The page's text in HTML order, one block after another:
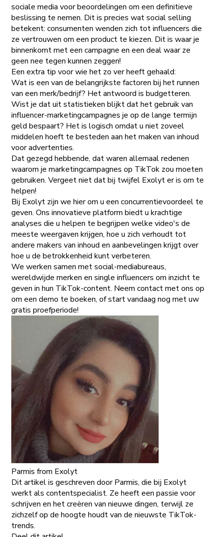
sociale media voor beoordelingen om een definitieve
beslissing te nemen. Dit is precies wat social selling
betekent: consumenten wenden zich tot influencers die
ze vertrouwen om een product te kiezen. Dit is waar je
binnenkomt met een campagne en een deal waar ze
geen nee tegen kunnen zeggen!
Een extra tip voor wie het zo ver heeft gehaald:
Wat is een van de belangrijkste factoren bij het runnen
van een merk/bedrijf? Het antwoord is budgetteren.
Wist je dat uit statistieken blijkt dat het gebruik van
influencer-marketingcampagnes je op de lange termijn
geld bespaart? Het is logisch omdat u niet zoveel
middelen hoeft te besteden aan het maken van inhoud
voor advertenties.
Dat gezegd hebbende, dat waren allemaal redenen
waarom je marketingcampagnes op TikTok zou moeten
gebruiken. Vergeet niet dat bij twijfel Exolyt er is om te
helpen!
Bij Exolyt zijn we hier om u een concurrentievoordeel te
geven. Ons innovatieve platform biedt u krachtige
analyses die u helpen te begrijpen welke video's de
meeste weergaven krijgen, hoe u zich verhoudt tot
andere makers van inhoud en aanbevelingen krijgt over
hoe u de betrokkenheid kunt verbeteren.
We werken samen met social-mediabureaus,
wereldwijde merken en single influencers om inzicht te
geven in hun TikTok-content. Neem contact met ons op
om een demo te boeken, of start vandaag nog met uw
gratis proefperiode!
Parmis from Exolyt
Dit artikel is geschreven door Parmis, die bij Exolyt
werkt als contentspecialist. Ze heeft een passie voor
schrijven en het creëren van nieuwe dingen, terwijl ze
zichzelf op de hoogte houdt van de nieuwste TikTok-
trends.